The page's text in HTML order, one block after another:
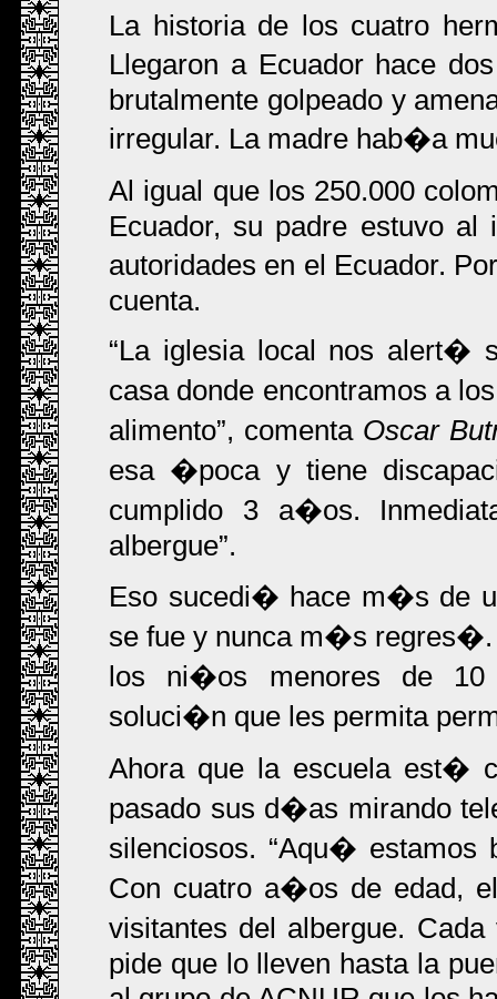
La historia de los cuatro
Llegaron a Ecuador hace
brutalmente golpeado y
irregular. La madre hab�a
Al igual que los 250.000
Ecuador, su padre estuvo
autoridades en el Ecuador.
cuenta.
La iglesia local nos alert�
casa donde encontramos a
alimento , comenta Oscar
esa �poca y tiene
cumplido 3 a�os.
albergue .
Eso sucedi� hace m�s de
se fue y nunca m�s regres�.
los ni�os menores de
soluci�n que les permita
Ahora que la escuela est�
pasado sus d�as mirando
silenciosos.
Aqu� estamos
Con cuatro a�os de edad,
visitantes del albergue.
pide que lo lleven hasta la